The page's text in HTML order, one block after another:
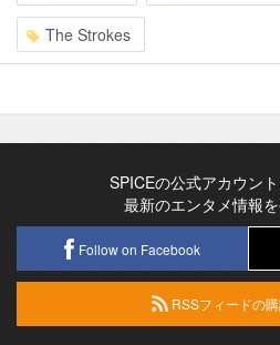
The Strokes
SPICEの公式アカウン
最新のエンタメ情報
Follow on Facebook
RSSフィードの